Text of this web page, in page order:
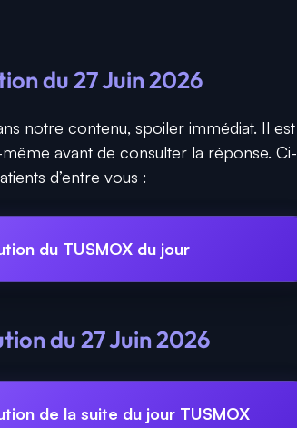
du 27 Juin 2026
notre contenu, spoiler immédiat. Il est
avant de consulter la réponse. Ci-
d’entre vous :
du TUSMOX du jour
du 27 Juin 2026
de la suite du jour TUSMOX